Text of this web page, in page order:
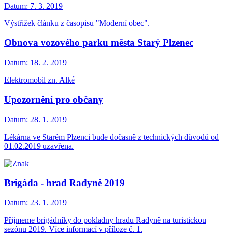
Datum: 7. 3. 2019
Výstřižek článku z časopisu "Moderní obec".
Obnova vozového parku města Starý Plzenec
Datum: 18. 2. 2019
Elektromobil zn. Alké
Upozornění pro občany
Datum: 28. 1. 2019
Lékárna ve Starém Plzenci bude dočasně z technických důvodů od
01.02.2019 uzavřena.
Brigáda - hrad Radyně 2019
Datum: 23. 1. 2019
Přijmeme brigádníky do pokladny hradu Radyně na turistickou
sezónu 2019. Více informací v příloze č. 1.